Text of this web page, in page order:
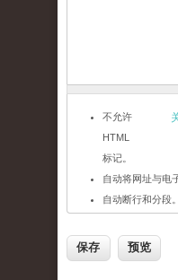
不允许
HTML
标记。
自动将网址与电
自动断行和分段。